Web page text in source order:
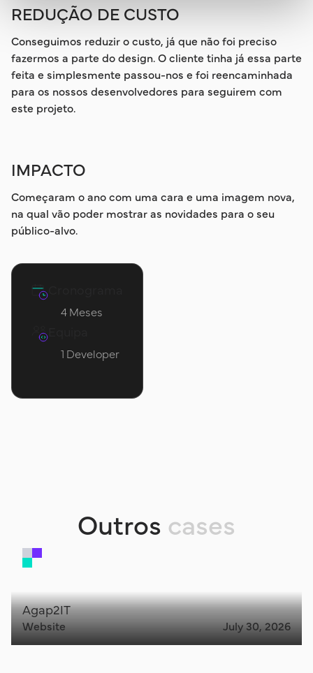
REDUÇÃO DE CUSTO
Conseguimos reduzir o custo, já que não foi preciso
fazermos a parte do design. O cliente tinha já essa parte
feita e simplesmente passou-nos e foi reencaminhada
para os nossos desenvolvedores para seguirem com
este projeto.
IMPACTO
Começaram o ano com uma cara e uma imagem nova,
na qual vão poder mostrar as novidades para o seu
público-alvo.
4 Meses
1 Developer
Outros cases
Agap2IT
Website July 30, 2026